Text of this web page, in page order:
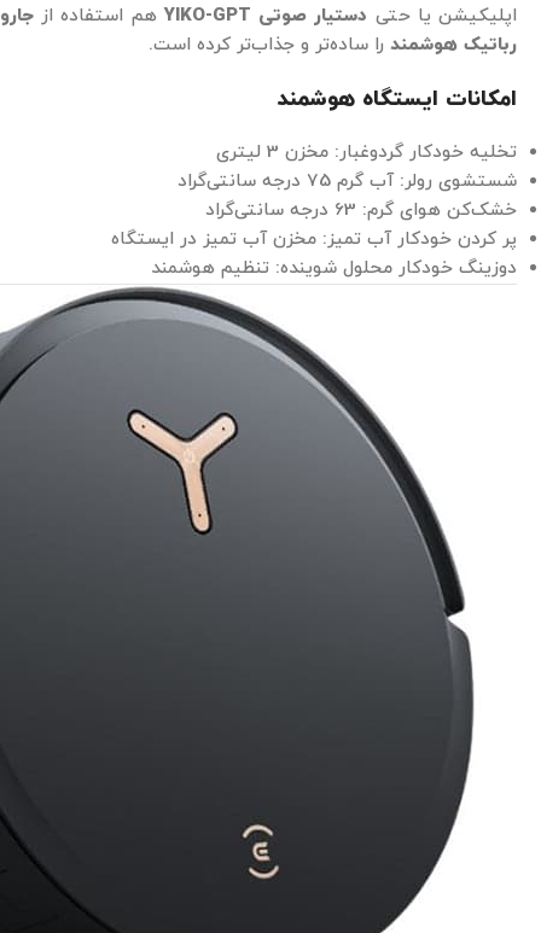
اپلیکیشن یا حتی دستیار صوتی YIKO-GPT هم استفاده از جارو
رباتیک هوشمند را ساده‌تر و جذاب‌تر کرده است.
امکانات ایستگاه هوشمند
تخلیه خودکار گردوغبار: مخزن 3 لیتری
شستشوی رولر: آب گرم 75 درجه سانتی‌گراد
خشک‌کن هوای گرم: 63 درجه سانتی‌گراد
پر کردن خودکار آب تمیز: مخزن آب تمیز در ایستگاه
دوزینگ خودکار محلول شوینده: تنظیم هوشمند